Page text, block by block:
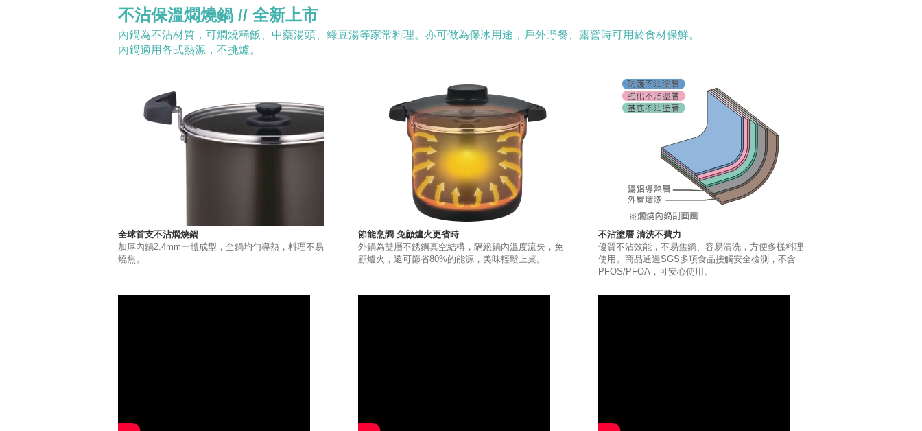
不沾保溫燜燒鍋 // 全新上市
內鍋為不沾材質，可燜燒稀飯、中藥湯頭、綠豆湯等家常料理。亦可做為保冰用途，戶外野餐、露營時可用於食材保鮮。
內鍋適用各式熱源，不挑爐。
全球首支不沾燜燒鍋
加厚內鍋2.4mm一體成型，全鍋均勻導熱，料理不易
燒焦。
節能烹調 免顧爐火更省時
外鍋為雙層不銹鋼真空結構，隔絕鍋內溫度流失，免
顧爐火，還可節省80%的能源，美味輕鬆上桌。
不沾塗層 清洗不費力
優質不沾效能，不易焦鍋、容易清洗，方便多樣料理
使用。商品通過SGS多項食品接觸安全檢測，不含
PFOS/PFOA，可安心使用。